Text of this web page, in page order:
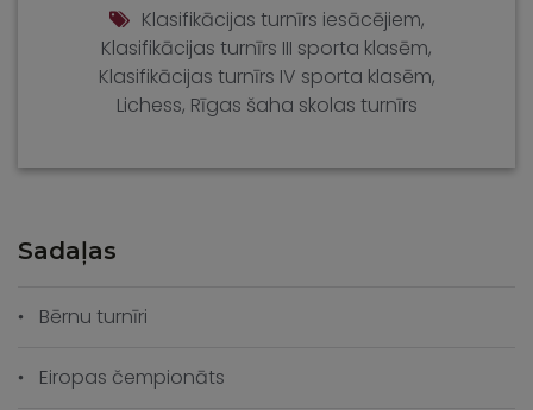
Klasifikācijas turnīrs iesācējiem,
Klasifikācijas turnīrs III sporta klasēm,
Klasifikācijas turnīrs IV sporta klasēm,
Lichess, Rīgas šaha skolas turnīrs
Sadaļas
Bērnu turnīri
Eiropas čempionāts